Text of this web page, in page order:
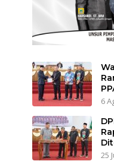
6
25